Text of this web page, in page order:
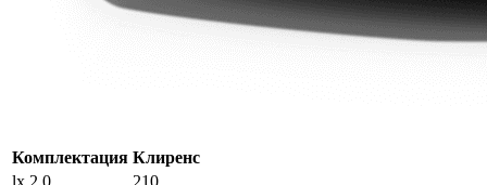
Комплектация Клиренс
lx 2.0
210